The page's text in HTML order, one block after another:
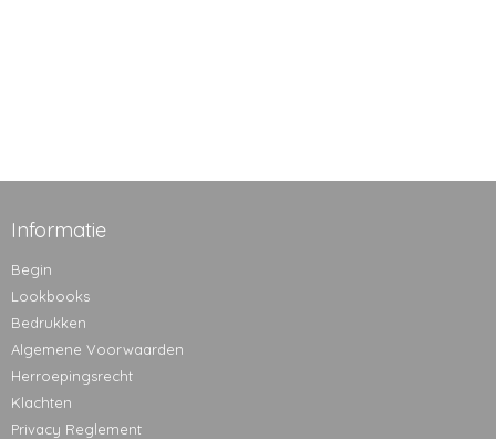
Informatie
Begin
Lookbooks
Bedrukken
Algemene Voorwaarden
Herroepingsrecht
Klachten
Privacy Reglement